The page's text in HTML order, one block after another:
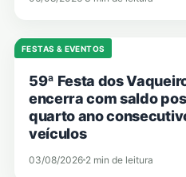
FESTAS & EVENTOS
59ª Festa dos
encerra com saldo
quarto ano
veículos
03/08/2026 2 min de leitura